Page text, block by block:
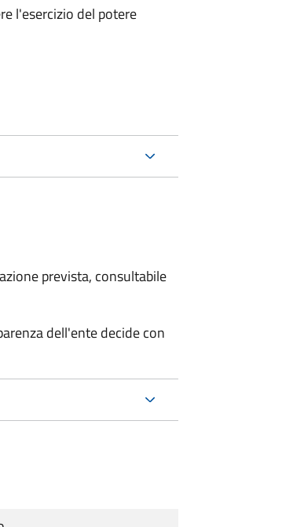
l'esercizio del potere
prevista, consultabile
dell'ente decide con